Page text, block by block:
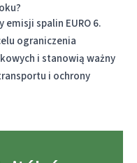
spalin EURO 6.
ograniczenia
i stanowią ważny
i ochrony